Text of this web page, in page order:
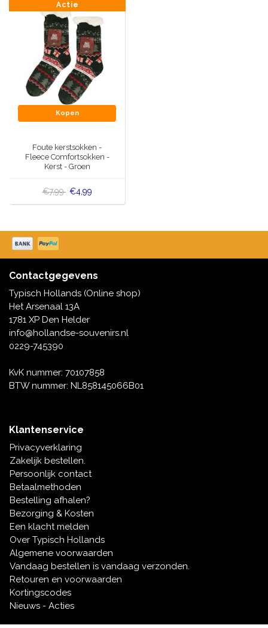
Actie
Kopen
Foute kerstsokken -
Fleece Comfortsokken -
Kerst - Groen
€7,99 €4,99
Contactgegevens
Typisch Hollands (Online shop)
Het Arsenaal 13A
1781 XP Den Helder
info@hollandse-souvenirs.nl
0229-745390
KvK nummer: 70107858
BTW nummer: NL858145066B01
Klantenservice
Privacyverklaring
Zakelijk bestellen.
Persoonlijk contact
Betaalmethoden
Bestelling afhalen?
Bezorging & Kosten
Een klacht melden
Over Typisch Hollands
Algemene voorwaarden
Vandaag bestellen is vandaag verzonden.
Retouren en voorwaarden
Kortingscodes
Nieuws - Acties